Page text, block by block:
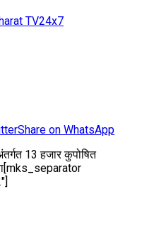
TV24x7
Share on WhatsApp
13 हजार कुपोषित